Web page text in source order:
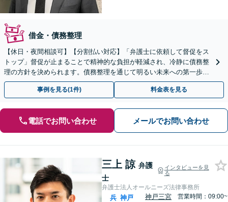
借金・債務整理
【休日・夜間相談可】【分割払い対応】「弁護士に依頼して督促をス
トップ」督促が止まることで精神的な負担が軽減され、冷静に債務整
理の方針を決められます。債務整理を通じて明るい未来への第一歩を
踏み出しましょう。【WEB面談対応】【三宮駅5分】
事例を見る(1件) 料金表を見る
電話でお問い合わせ メールでお問い合わせ
三上 諒 弁護
士
インタビューを見
る
弁護士法人オールニーズ法律事務所
兵 神戸
神戸三宮
営業時間：09:00~